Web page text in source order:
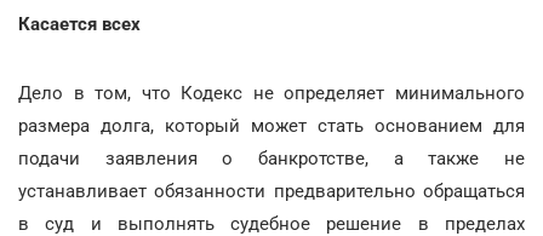
Касается всех
Дело в том, что Кодекс не определяет минимального
размера долга, который может стать основанием для
подачи заявления о банкротстве, а также не
устанавливает обязанности предварительно обращаться
в суд и выполнять судебное решение в пределах